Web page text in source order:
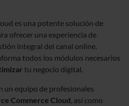
es una potente solución de
ofrecer una experiencia de
integral del canal online.
todos los módulos necesarios
tu negocio digital.
un equipo de profesionales
Commerce Cloud, así como